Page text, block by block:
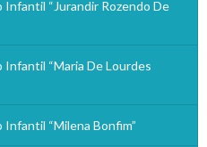
“Jurandir Rozendo De
“Maria De Lourdes
“Milena Bonfim”